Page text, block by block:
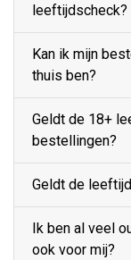
leeftijdscheck?
Kan ik mijn
thuis ben?
Geldt de 18+
bestellingen?
Geldt de
Ik ben al veel
ook voor mij?